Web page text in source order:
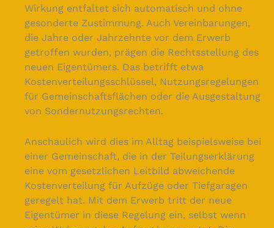
Wirkung entfaltet sich automatisch und ohne
gesonderte Zustimmung. Auch Vereinbarungen,
die Jahre oder Jahrzehnte vor dem Erwerb
getroffen wurden, prägen die Rechtsstellung des
neuen Eigentümers. Das betrifft etwa
Kostenverteilungsschlüssel, Nutzungsregelungen
für Gemeinschaftsflächen oder die Ausgestaltung
von Sondernutzungsrechten.
Anschaulich wird dies im Alltag beispielsweise bei
einer Gemeinschaft, die in der Teilungserklärung
eine vom gesetzlichen Leitbild abweichende
Kostenverteilung für Aufzüge oder Tiefgaragen
geregelt hat. Mit dem Erwerb tritt der neue
Eigentümer in diese Regelung ein, selbst wenn